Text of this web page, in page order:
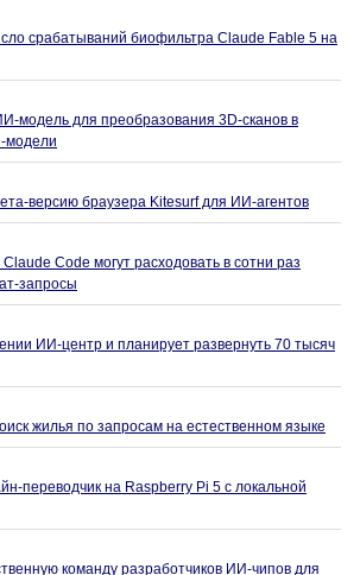
срабатываний биофильтра Claude Fable 5 на
модель для преобразования 3D-сканов в
модели
версию браузера Kitesurf для ИИ-агентов
Code могут расходовать в сотни раз
запросы
ИИ-центр и планирует развернуть 70 тысяч
жилья по запросам на естественном языке
переводчик на Raspberry Pi 5 с локальной
команду разработчиков ИИ-чипов для